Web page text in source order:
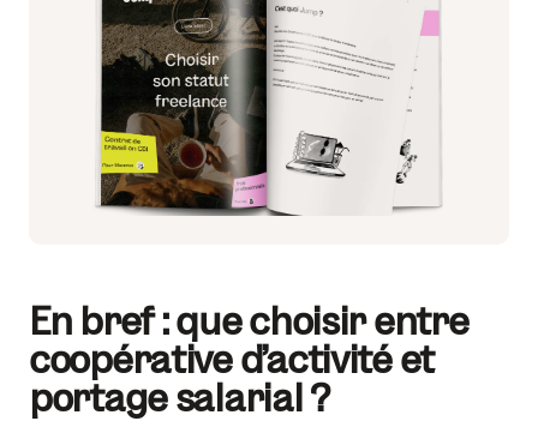
En bref : que choisir entre
coopérative d’activité et
portage salarial ?